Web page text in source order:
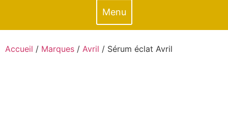
Menu
Accueil / Marques / Avril / Sérum éclat Avril